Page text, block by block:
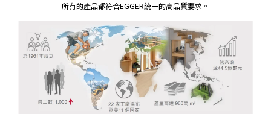
所有的產品都符合EGGER統一的高品質要求。